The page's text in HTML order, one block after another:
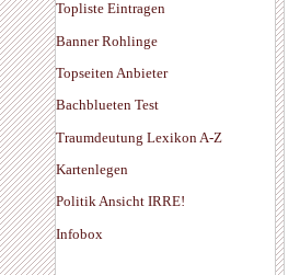
Topliste Eintragen
Banner Rohlinge
Topseiten Anbieter
Bachblueten Test
Traumdeutung Lexikon A-Z
Kartenlegen
Politik Ansicht IRRE!
Infobox